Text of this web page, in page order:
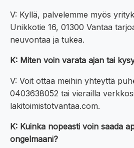
V: Kyllä, palvelemme myös
Unikkotie 16, 01300 Vantaa
neuvontaa ja tukea.
K: Miten voin varata ajan tai
V: Voit ottaa meihin yhteyttä
0403638052 tai vierailla
lakitoimistotvantaa.com.
K: Kuinka nopeasti voin saada
ongelmaani?